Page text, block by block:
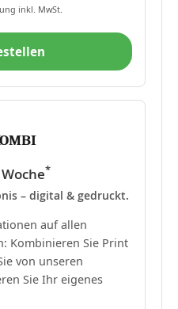
inkl. MwSt.
*
– digital & gedruckt.
auf allen
Kombinieren Sie Print
von unseren
Sie Ihr eigenes